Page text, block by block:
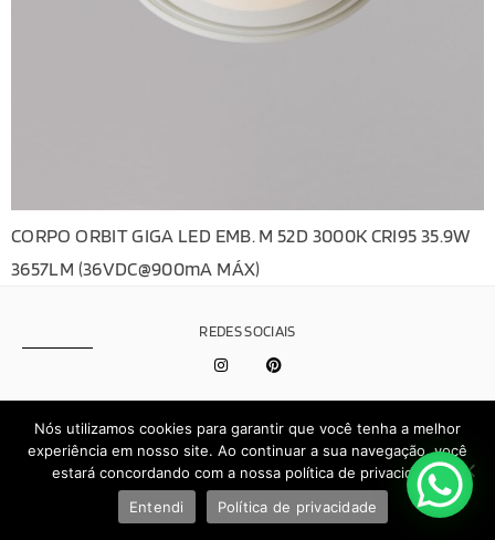
CORPO ORBIT GIGA LED EMB. M 52D 3000K CRI95 35.9W
3657LM (36VDC@900mA MÁX)
Effect © 2026 - Todos os direitos reservados | Desenvolvido por
Brand.It
Privacidade
REDES SOCIAIS
Nós utilizamos cookies para garantir que você tenha a melhor
experiência em nosso site. Ao continuar a sua navegação, você
estará concordando com a nossa política de privacidade.
Entendi
Política de privacidade